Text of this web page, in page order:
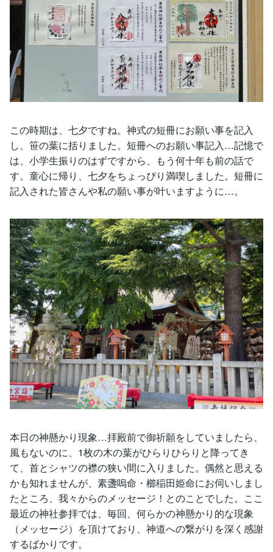
この時期は、七夕ですね。神式の短冊にお願い事を記入
し、笹の葉に括りました。短冊へのお願い事記入…記憶で
は、小学生振りのはずですから、もう何十年も前の話で
す。童心に帰り、七夕をちょっぴり満喫しました。短冊に
記入された皆さんや私の願い事が叶いますように…。
本日の神懸かり現象…拝殿前で御祈願をしていましたら、
風もないのに、1枚の木の葉がひらりひらりと降ってき
て、首とシャツの襟の狭い間に入りました。偶然と思える
かも知れませんが、素盞嗚命・櫛稲田姫命にお伺いしまし
たところ、我々からのメッセージ！とのことでした。ここ
最近の神社参拝では、毎回、何らかの神懸かり的な現象
（メッセージ）を頂けており、神道への繋がりを深く感謝
するばかりです。